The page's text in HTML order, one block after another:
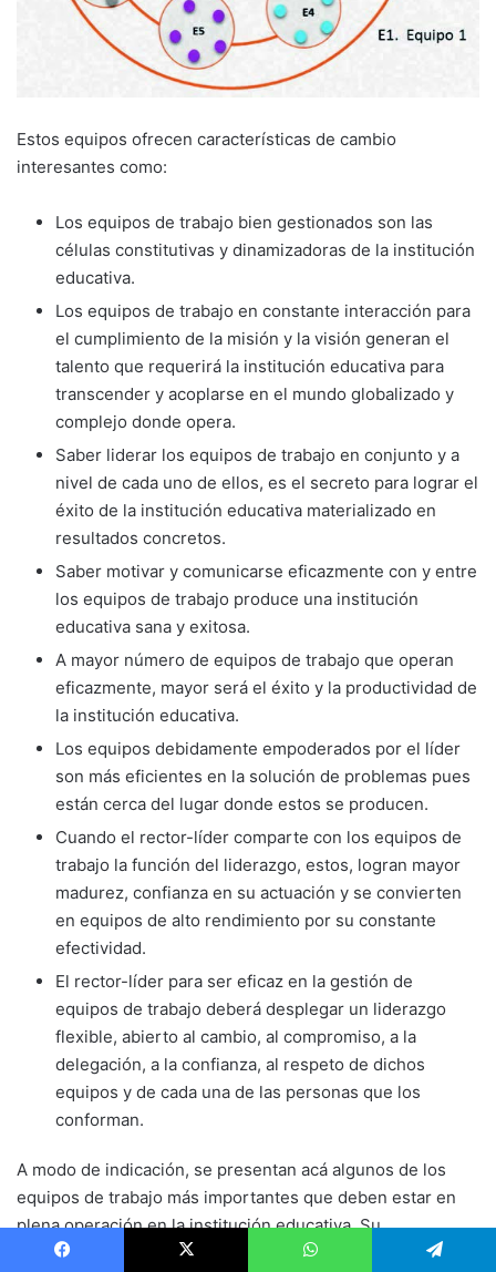
Estos equipos ofrecen características de cambio
interesantes como:
Los equipos de trabajo bien gestionados son las
células constitutivas y dinamizadoras de la institución
educativa.
Los equipos de trabajo en constante interacción para
el cumplimiento de la misión y la visión generan el
talento que requerirá la institución educativa para
transcender y acoplarse en el mundo globalizado y
complejo donde opera.
Saber liderar los equipos de trabajo en conjunto y a
nivel de cada uno de ellos, es el secreto para lograr el
éxito de la institución educativa materializado en
resultados concretos.
Saber motivar y comunicarse eficazmente con y entre
los equipos de trabajo produce una institución
educativa sana y exitosa.
A mayor número de equipos de trabajo que operan
eficazmente, mayor será el éxito y la productividad de
la institución educativa.
Los equipos debidamente empoderados por el líder
son más eficientes en la solución de problemas pues
están cerca del lugar donde estos se producen.
Cuando el rector-líder comparte con los equipos de
trabajo la función del liderazgo, estos, logran mayor
madurez, confianza en su actuación y se convierten
en equipos de alto rendimiento por su constante
efectividad.
El rector-líder para ser eficaz en la gestión de
equipos de trabajo deberá desplegar un liderazgo
flexible, abierto al cambio, al compromiso, a la
delegación, a la confianza, al respeto de dichos
equipos y de cada una de las personas que los
conforman.
A modo de indicación, se presentan acá algunos de los
equipos de trabajo más importantes que deben estar en
plena operación en la institución educativa. Su
presentación aspira a que el rector y el equipo directivo